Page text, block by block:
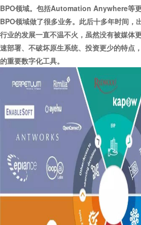
BPO领域。包括Automation Anywhere等
BPO领域做了很多业务。此后十多年时间，
行业的发展一直不温不火，虽然没有被媒体
速部署、不破坏原生系统、投资更少的特点
的重要数字化工具。